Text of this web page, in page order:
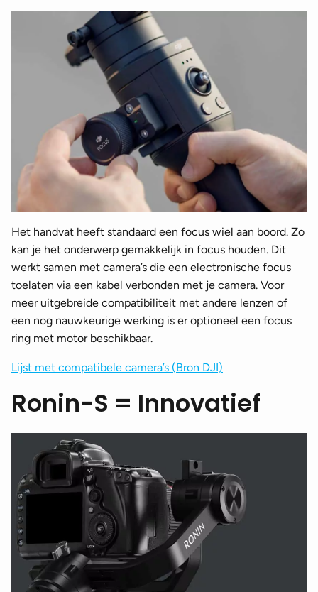
Het handvat heeft standaard een focus wiel aan boord. Zo
kan je het onderwerp gemakkelijk in focus houden. Dit
werkt samen met camera’s die een electronische focus
toelaten via een kabel verbonden met je camera. Voor
meer uitgebreide compatibiliteit met andere lenzen of
een nog nauwkeurige werking is er optioneel een focus
ring met motor beschikbaar.
Lijst met compatibele camera’s (Bron DJI)
Ronin-S = Innovatief